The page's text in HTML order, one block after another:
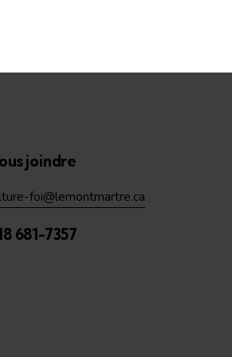
joindre
foi@lemontmartre.ca
681-7357